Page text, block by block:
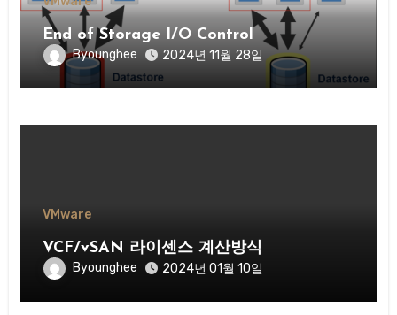
End of Storage I/O Control
Byounghee 2024년 11월 28일
VMware
VCF/vSAN 라이센스 계산방식
Byounghee 2024년 01월 10일